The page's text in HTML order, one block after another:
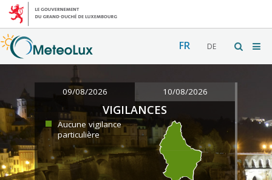
FR DE
09/08/2026 10/08/2026
VIGILANCES
Aucune vigilance
particulière